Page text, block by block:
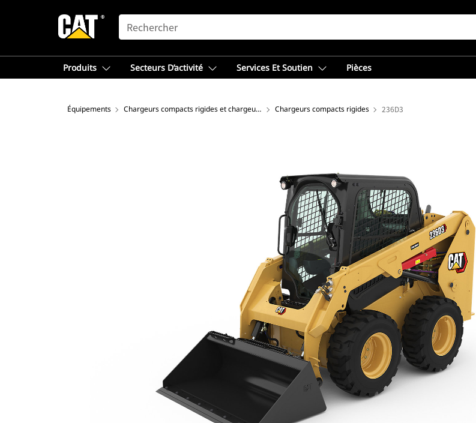
SEARCH
Produits Secteurs D’activité Services Et Soutien Pièces
Équipements Chargeurs compacts rigides et chargeuses à chaînes compactes Chargeurs compacts rigides 236D3